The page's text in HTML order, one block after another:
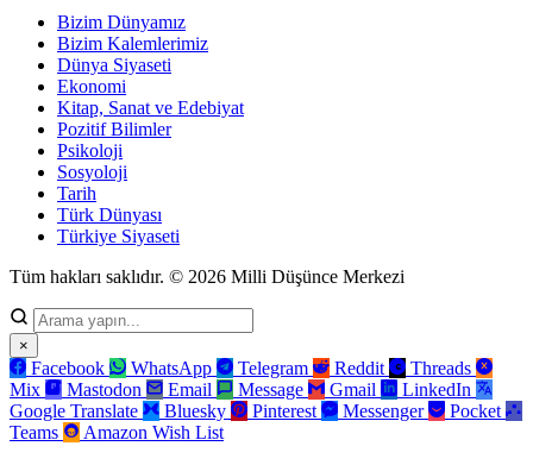
Bizim Dünyamız
Bizim Kalemlerimiz
Dünya Siyaseti
Ekonomi
Kitap, Sanat ve Edebiyat
Pozitif Bilimler
Psikoloji
Sosyoloji
Tarih
Türk Dünyası
Türkiye Siyaseti
Tüm hakları saklıdır. © 2026 Milli Düşünce Merkezi
×
Facebook WhatsApp Telegram Reddit
Threads
Mix
Mastodon Email Message Gmail
LinkedIn
Google Translate
Bluesky Pinterest Messenger
Pocket
Teams
Amazon Wish List